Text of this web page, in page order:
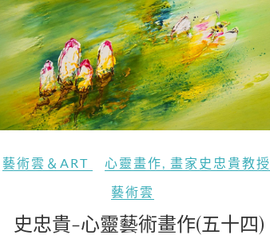
藝術雲＆ART 心靈畫作,畫家史忠貴教授
藝術雲
史忠貴-心靈藝術畫作(五十四)